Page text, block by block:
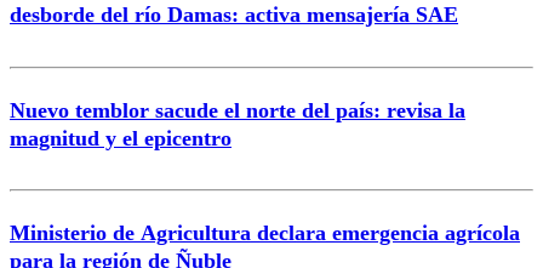
desborde del río Damas: activa mensajería SAE
Nuevo temblor sacude el norte del país: revisa la
magnitud y el epicentro
Ministerio de Agricultura declara emergencia agrícola
para la región de Ñuble